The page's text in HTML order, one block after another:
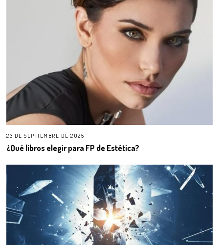
23 DE SEPTIEMBRE DE 2025
¿Qué libros elegir para FP de Estética?